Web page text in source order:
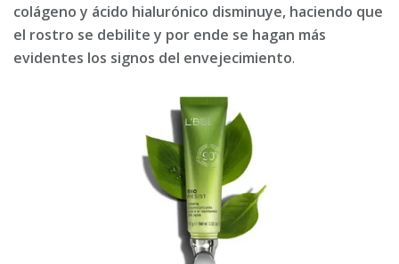
colágeno y ácido hialurónico disminuye, haciendo que
el rostro se debilite y por ende se hagan más
evidentes los signos del envejecimiento.